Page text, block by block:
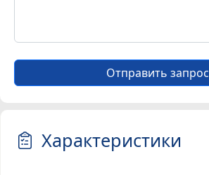
Отправить запрос
Характеристики